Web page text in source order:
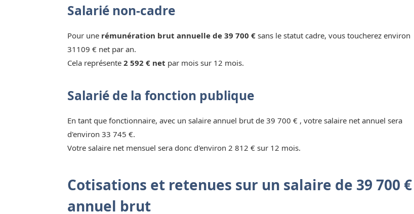
Salarié non-cadre
Pour une rémunération brut annuelle de 39 700 € sans le statut cadre, vous toucherez environ
31109 € net par an.
Cela représente 2 592 € net par mois sur 12 mois.
Salarié de la fonction publique
En tant que fonctionnaire, avec un salaire annuel brut de 39 700 € , votre salaire net annuel sera
d'environ 33 745 €.
Votre salaire net mensuel sera donc d'environ 2 812 € sur 12 mois.
Cotisations et retenues sur un salaire de 39 700 €
annuel brut